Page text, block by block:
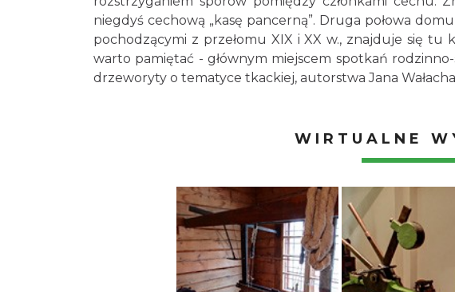
niegdyś cechową „kasę pancerną”. Druga połowa
pochodzącymi z przełomu XIX i XX w., znajduje się
warto pamiętać - głównym miejscem spotkań
drzeworyty o tematyce tkackiej, autorstwa Jana
WIRTUALNE